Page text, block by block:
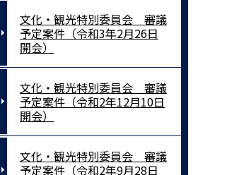
文化・観光特別委員会 審議
予定案件（令和3年2月26日
開会）
文化・観光特別委員会 審議
予定案件（令和2年12月10日
開会）
文化・観光特別委員会 審議
予定案件（令和2年9月28日